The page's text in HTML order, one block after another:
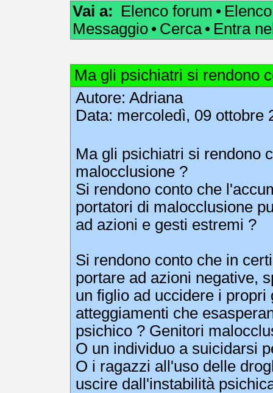
Vai a: Elenco forum •
Messaggio • Cerca • Entra
Ma gli psichiatri si rendono
Autore: Adriana
Data: mercoledì, 09 ottobre
Ma gli psichiatri si rendono
malocclusione ?
Si rendono conto che
portatori di malocclusione
ad azioni e gesti estremi ?
Si rendono conto che in
portare ad azioni negative,
un figlio ad uccidere i
atteggiamenti che
psichico ? Genitori
O un individuo a suicidarsi
O i ragazzi all'uso delle
uscire dall'instabilità